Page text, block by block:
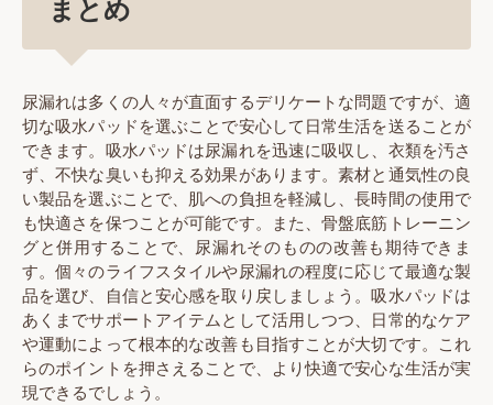
まとめ
尿漏れは多くの人々が直面するデリケートな問題ですが、適
切な吸水パッドを選ぶことで安心して日常生活を送ることが
できます。吸水パッドは尿漏れを迅速に吸収し、衣類を汚さ
ず、不快な臭いも抑える効果があります。素材と通気性の良
い製品を選ぶことで、肌への負担を軽減し、長時間の使用で
も快適さを保つことが可能です。また、骨盤底筋トレーニン
グと併用することで、尿漏れそのものの改善も期待できま
す。個々のライフスタイルや尿漏れの程度に応じて最適な製
品を選び、自信と安心感を取り戻しましょう。吸水パッドは
あくまでサポートアイテムとして活用しつつ、日常的なケア
や運動によって根本的な改善も目指すことが大切です。これ
らのポイントを押さえることで、より快適で安心な生活が実
現できるでしょう。